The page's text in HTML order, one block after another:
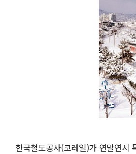
한국철도공사(코레일)가 연말연시